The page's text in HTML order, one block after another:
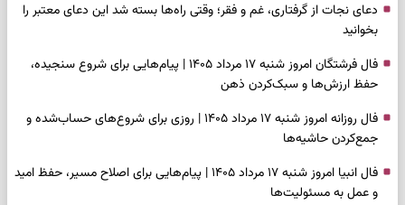
دعای نجات از گرفتاری، غم و فقر؛ وقتی راه‌ها بسته شد این دعای معتبر را
بخوانید
فال فرشتگان امروز شنبه ۱۷ مرداد ۱۴۰۵ | پیام‌هایی برای شروع سنجیده،
حفظ ارزش‌ها و سبک‌کردن ذهن
فال روزانه امروز شنبه ۱۷ مرداد ۱۴۰۵ | روزی برای شروع‌های حساب‌شده و
جمع‌کردن حاشیه‌ها
فال انبیا امروز شنبه ۱۷ مرداد ۱۴۰۵ | پیام‌هایی برای اصلاح مسیر، حفظ امید
و عمل به مسئولیت‌ها